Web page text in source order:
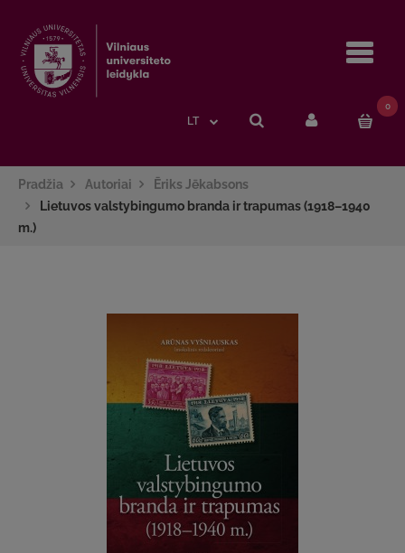
LT
0
Pradžia Autoriai
Ēriks Jēkabsons
Lietuvos valstybingumo branda ir trapumas (1918–1940
m.)